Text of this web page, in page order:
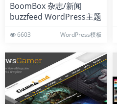
BoomBox 杂志/新闻
buzzfeed WordPress主题
6603 WordPress模板